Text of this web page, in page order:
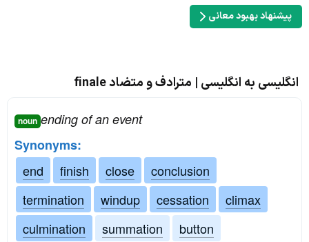
پیشنهاد بهبود معانی
انگلیسی به انگلیسی | مترادف و متضاد finale
noun ending of an event
Synonyms:
end
finish close
conclusion
termination
windup cessation
climax
culmination
summation
button